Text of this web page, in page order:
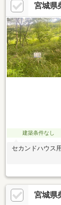
宮城県
建築条件なし
セカンドハウス
宮城県